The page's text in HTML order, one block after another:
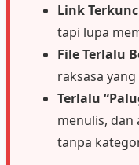
Link
tapi lupa
File Terlalu
raksasa
Terlalu
menulis, dan
tanpa